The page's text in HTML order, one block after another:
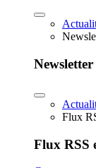
Newsletter
Flux
Flux RSS